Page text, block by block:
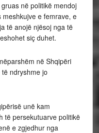
në politikë mendoj
e femrave, e
të anojë njësoj nga të
siç duhet.
në Shqipëri
ndryshme jo
unë kam
të persekutuarve politikë
e zgjedhur nga